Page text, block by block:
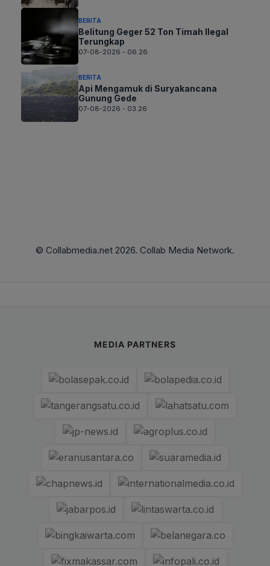
BERITA
Belitung Geger 52 Ton Timah Ilegal
Terungkap
07-08-2026 - 06.26
BERITA
Api Mengamuk di Suryakancana
Gunung Gede
07-08-2026 - 03.26
© Collabmedia.net 2026. Collab Media Network.
MEDIA PARTNERS